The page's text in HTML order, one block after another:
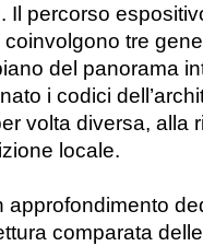
Il percorso
tre
del panorama
i codici
volta diversa, alla
locale.
comparata